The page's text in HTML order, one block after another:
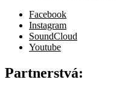
Facebook
Instagram
SoundCloud
Youtube
Partnerstvá: